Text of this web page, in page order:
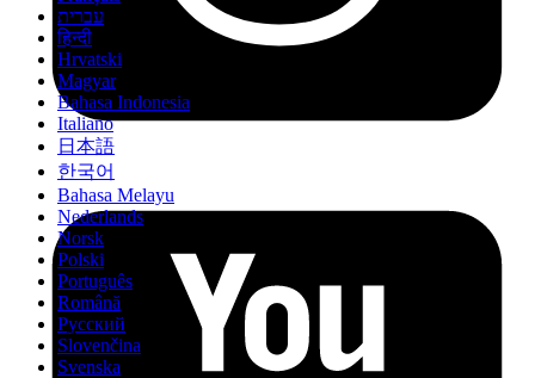
עברית
हिन्दी
Hrvatski
Magyar
Bahasa Indonesia
Italiano
日本語
한국어
Bahasa Melayu
Nederlands
Norsk
Polski
Português
Română
Русский
Slovenčina
Svenska